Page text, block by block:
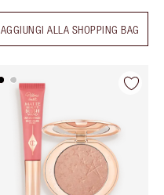
AGGIUNGI ALLA SHOPPING BAG